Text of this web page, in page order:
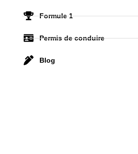
Formule 1
Permis de conduire
Blog